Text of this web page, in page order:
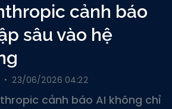
cảnh báo
sâu vào hệ
23/06/2026 04:22
cảnh báo AI không chỉ